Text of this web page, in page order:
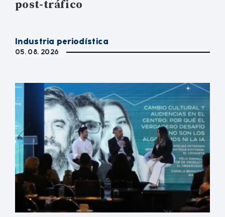
post-tráfico
Industria periodística
05. 08. 2026